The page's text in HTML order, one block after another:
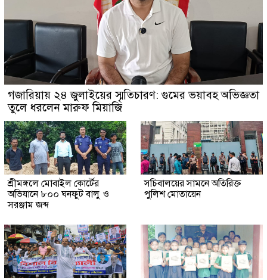
গজারিয়ায় ২৪ জুলাইয়ের স্মৃতিচারণ: গুমের ভয়াবহ অভিজ্ঞতা
তুলে ধরলেন মারুফ মিয়াজি
শ্রীমঙ্গলে মোবাইল কোর্টের
অভিযানে ৮০০ ঘনফুট বালু ও
সরঞ্জাম জব্দ
সচিবালয়ের সামনে অতিরিক্ত
পুলিশ মোতায়েন